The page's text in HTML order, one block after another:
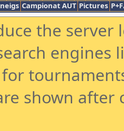
Campionat AUT Pictures
the
engines
shown